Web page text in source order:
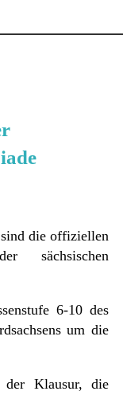
die offiziellen
sächsischen
6-10 des
um die
Klausur, die